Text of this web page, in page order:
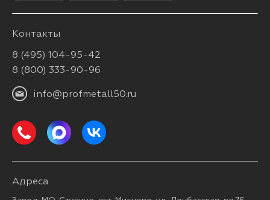
Контакты
8 (495) 104-95-42
8 (800) 333-90-96
info@profmetall50.ru
Адреса